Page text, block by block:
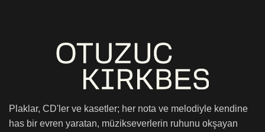
Plaklar, CD'ler ve kasetler; her nota ve melodiyle kendine
has bir evren yaratan, müzikseverlerin ruhunu okşayan